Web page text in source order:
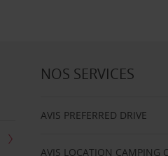
NOS SERVICES
AVIS PREFERRED DRIVE
AVIS LOCATION CAMPING